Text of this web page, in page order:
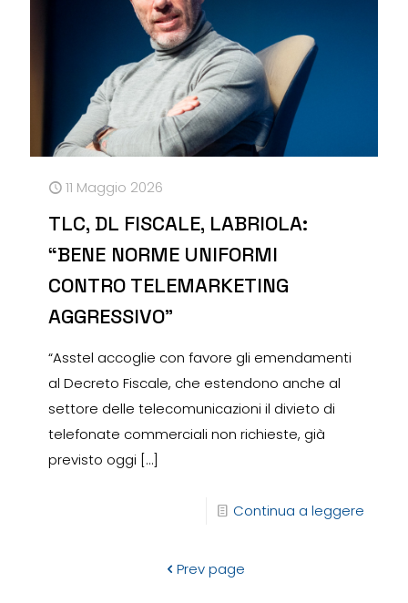
11 Maggio 2026
TLC, DL FISCALE, LABRIOLA:
“BENE NORME UNIFORMI
CONTRO TELEMARKETING
AGGRESSIVO”
“Asstel accoglie con favore gli emendamenti
al Decreto Fiscale, che estendono anche al
settore delle telecomunicazioni il divieto di
telefonate commerciali non richieste, già
previsto oggi […]
Continua a leggere
Prev page